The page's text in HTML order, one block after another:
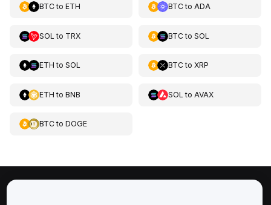
BTCto ETH BTCto ADA
SOL to TRX BTCto SOL
ETH to SOL BTCto XRP
ETH to BNB SOL to AVAX
BTCto DOGE